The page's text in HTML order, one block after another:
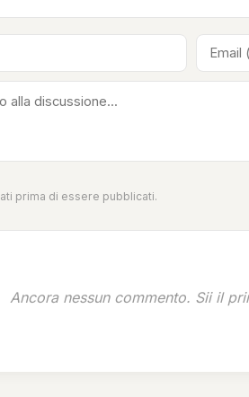
prima di essere pubblicati.
Ancora nessun commento. Sii il